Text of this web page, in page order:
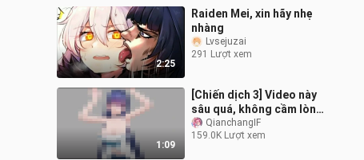
2:25
Raiden Mei, xin hãy nhẹ
nhàng
Lvsejuzai
291 Lượt xem
1:09
[Chiến dịch 3] Video này
sâu quá, không cầm lòng
được!QianchangIF
159.0K Lượt xem